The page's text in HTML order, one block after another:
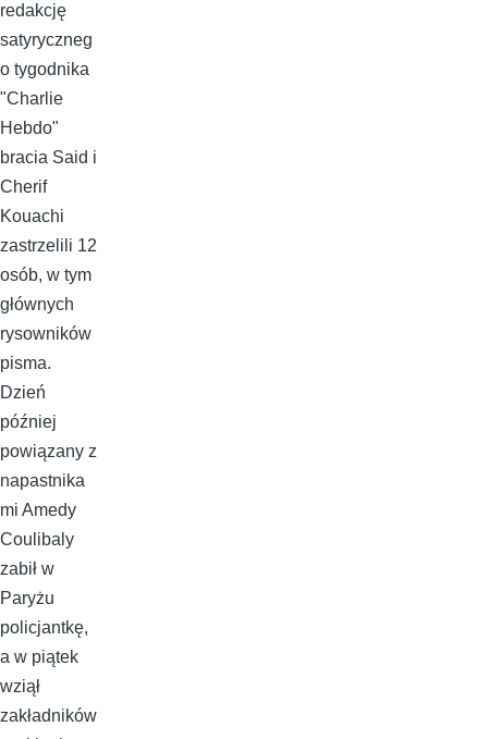
redakcję
satyryczneg
o tygodnika
"Charlie
Hebdo"
bracia Said i
Cherif
Kouachi
zastrzelili 12
osób, w tym
głównych
rysowników
pisma.
Dzień
później
powiązany z
napastnika
mi Amedy
Coulibaly
zabił w
Paryżu
policjantkę,
a w piątek
wziął
zakładników